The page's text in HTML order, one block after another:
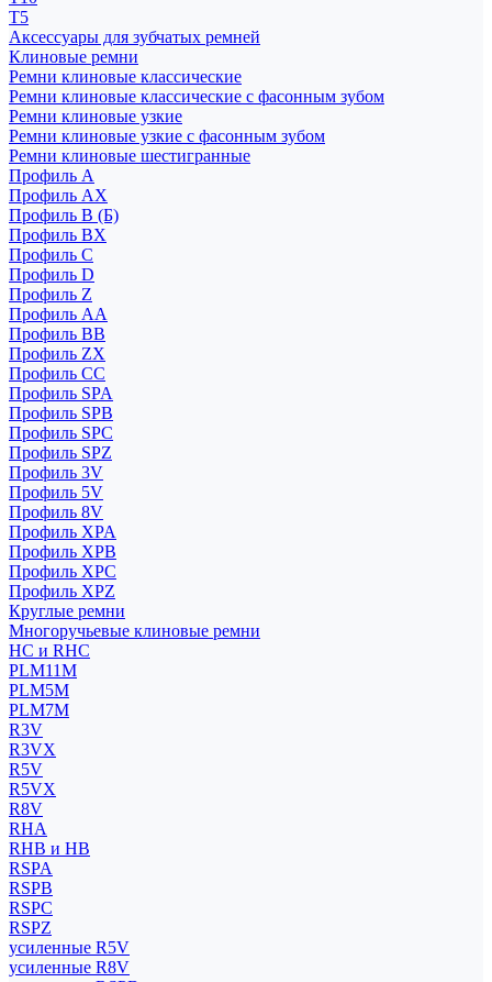
T5
Аксессуары для зубчатых ремней
Клиновые ремни
Ремни клиновые классические
Ремни клиновые классические с фасонным зубом
Ремни клиновые узкие
Ремни клиновые узкие с фасонным зубом
Ремни клиновые шестигранные
Профиль A
Профиль AX
Профиль B (Б)
Профиль BX
Профиль C
Профиль D
Профиль Z
Профиль АА
Профиль BB
Профиль ZX
Профиль CC
Профиль SPA
Профиль SPB
Профиль SPC
Профиль SPZ
Профиль 3V
Профиль 5V
Профиль 8V
Профиль XPA
Профиль XPB
Профиль XPC
Профиль XPZ
Круглые ремни
Многоручьевые клиновые ремни
HC и RHC
PLM11M
PLM5M
PLM7M
R3V
R3VX
R5V
R5VX
R8V
RHA
RHB и HB
RSPA
RSPB
RSPC
RSPZ
усиленные R5V
усиленные R8V